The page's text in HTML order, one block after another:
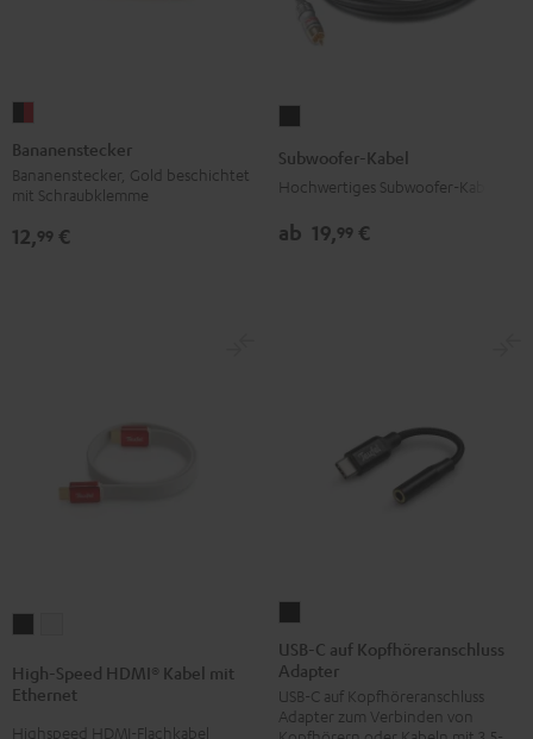
Schwarz
/
Rot
Bananenstecker
Bananenstecker, Gold beschichtet
mit Schraubklemme
12,99 €
Subwoofer-Kabel
Hochwertiges Subwoofer-Kabel
ab 19,99 €
HDMI®HDMI®
High-Speed HDMI® Kabel mit
Ethernet
Highspeed HDMI-Flachkabel
C
auf
Kopfhöreranschluss
Adapter
USB-C auf Kopfhöreranschluss
Adapter
USB-C auf Kopfhöreranschluss
Adapter zum Verbinden von